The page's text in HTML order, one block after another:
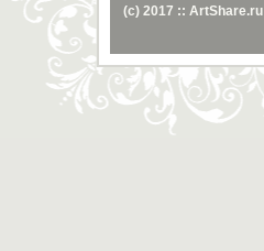
(c) 2017 :: ArtShare.ru